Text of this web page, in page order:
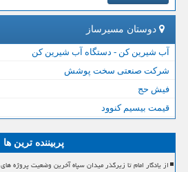
دوستان مسیرساز
آب شیرین کن - دستگاه آب شیرین کن
شرکت صنعتی سخت پوشش
فیش حج
قیمت بیسیم کنوود
پربیننده ترین ها
از یادگار امام تا زیرگذر میدان سپاه آخرین وضعیت پروژه